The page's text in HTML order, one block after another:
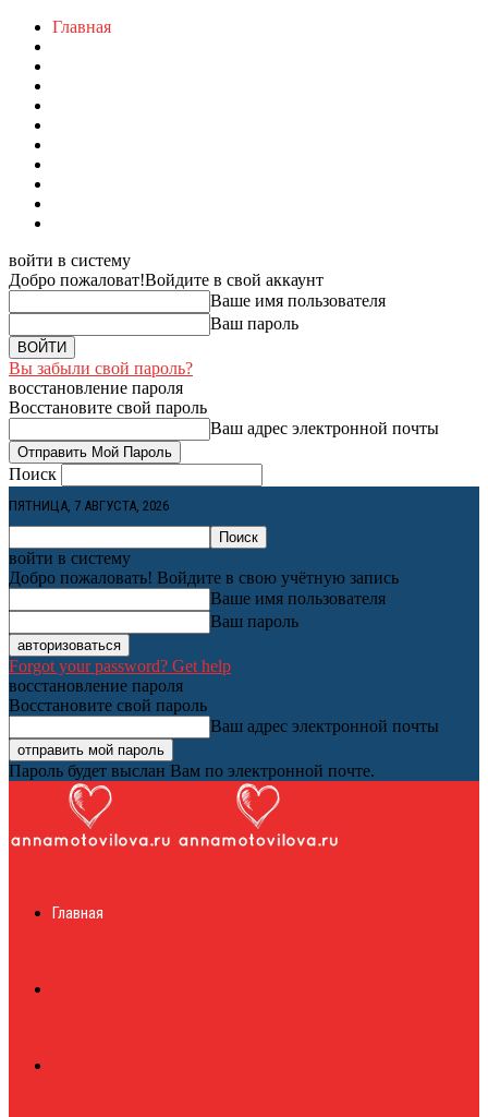
Главная
войти в систему
Добро пожаловат!Войдите в свой аккаунт
Ваше имя пользователя
Ваш пароль
Вы забыли свой пароль?
восстановление пароля
Восстановите свой пароль
Ваш адрес электронной почты
Поиск
ПЯТНИЦА, 7 АВГУСТА, 2026
войти в систему
Добро пожаловать! Войдите в свою учётную запись
Ваше имя пользователя
Ваш пароль
Forgot your password? Get help
восстановление пароля
Восстановите свой пароль
Ваш адрес электронной почты
Пароль будет выслан Вам по электронной почте.
журналГлавная